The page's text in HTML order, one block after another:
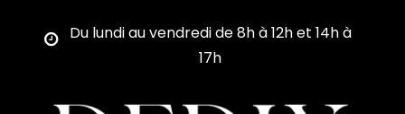
Du lundi au vendredi de 8h à 12h et 14h à
17h